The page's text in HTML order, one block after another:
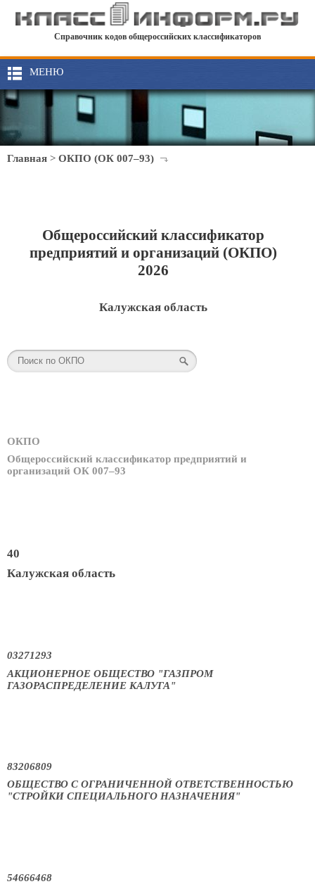
Справочник кодов общероссийских классификаторов
МЕНЮ
Главная > ОКПО (ОК 007–93)
Общероссийский классификатор
предприятий и организаций (ОКПО)
2026
Калужская область
ОКПО
Общероссийский классификатор предприятий и
организаций ОК 007–93
40
Калужская область
03271293
АКЦИОНЕРНОЕ ОБЩЕСТВО "ГАЗПРОМ
ГАЗОРАСПРЕДЕЛЕНИЕ КАЛУГА"
83206809
ОБЩЕСТВО С ОГРАНИЧЕННОЙ ОТВЕТСТВЕННОСТЬЮ
"СТРОЙКИ СПЕЦИАЛЬНОГО НАЗНАЧЕНИЯ"
54666468